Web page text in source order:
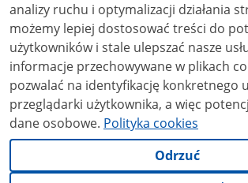
analizy ruchu i optymalizacji działania strony.
możemy lepiej dostosować treści do
użytkowników i stale ulepszać nasze usługi.
informacje przechowywane w plikach
pozwalać na identyfikację konkretnego
przeglądarki użytkownika, a więc
dane osobowe. Polityka cookies
Odrzuć